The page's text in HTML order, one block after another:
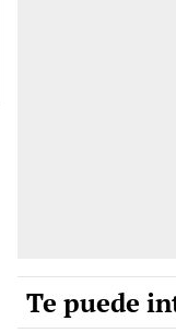
Te puede